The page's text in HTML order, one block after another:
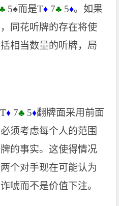
5♠而是T♦ 7♣ 5♦。如果
同花听牌的存在将使
相当数量的听牌，局
♦ 7♣ 5♦翻牌面采用前面
须考虑每个人的范围
的事实。这使得情况
个对手现在可能认为
唬而不是价值下注。